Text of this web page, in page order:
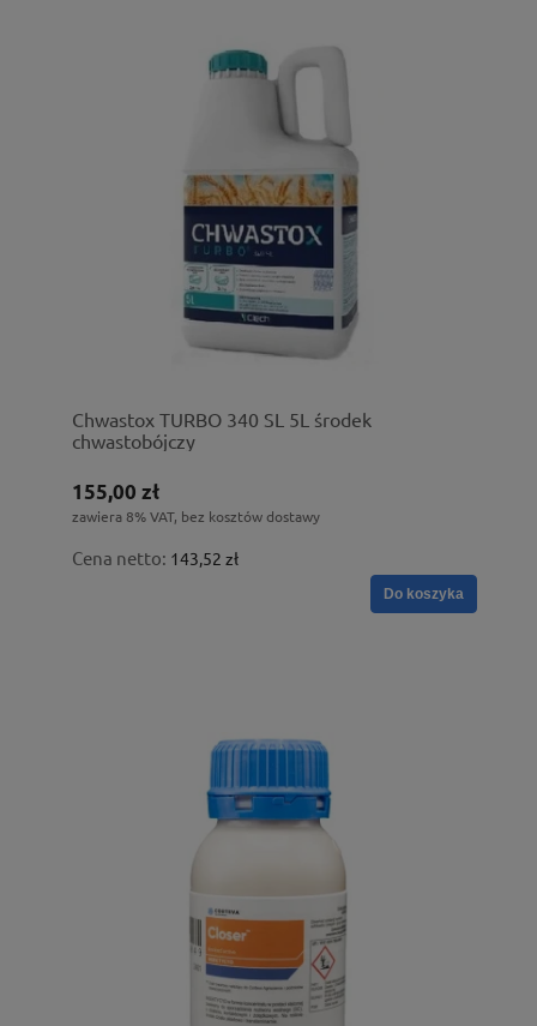
Chwastox TURBO 340 SL 5L środek
chwastobójczy
155,00 zł
zawiera 8% VAT, bez kosztów dostawy
Cena netto: 143,52 zł
Do koszyka